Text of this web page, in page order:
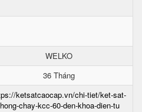
WELKO
36 Tháng
ketsatcaocap.vn/chi-tiet/ket-sat-
chay-kcc-60-den-khoa-dien-tu